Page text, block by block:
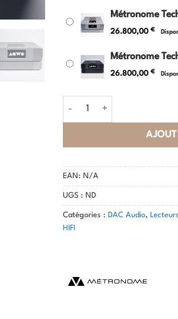
Métronome
26.800,00 €
Métronome
26.800,00 €
quantité de Métronome
EAN: N/A
UGS : ND
Catégories : DAC Audio,
HIFI